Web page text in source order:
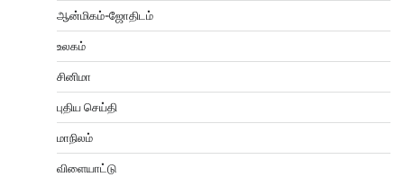
ஆன்மிகம்-ஜோதிடம்
உலகம்
சினிமா
புதிய செய்தி
மாநிலம்
விளையாட்டு